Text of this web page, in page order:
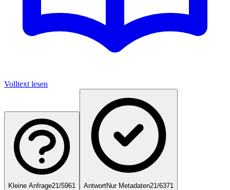
Volltext lesen
Kleine Anfrage21/5961 AntwortNur Metadaten21/6371